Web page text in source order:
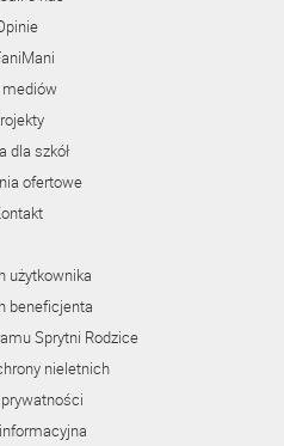
mediów
dla szkół
ofertowe
użytkownika
beneficjenta
Sprytni Rodzice
nieletnich